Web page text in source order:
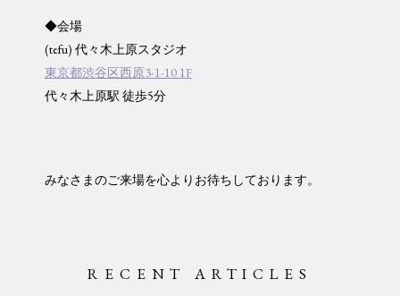
◆会場
(tefu) 代々木上原スタジオ
東京都渋谷区西原3-1-10 1F
代々木上原駅 徒歩5分
みなさまのご来場を心よりお待ちしております。
RECENT ARTICLES